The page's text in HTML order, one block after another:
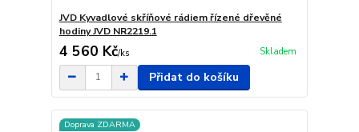
JVD Kyvadlové skříňové rádiem řízené dřevěné
hodiny JVD NR2219.1
4 560 Kč/ks Skladem
Přidat do košíku
Doprava ZDARMA